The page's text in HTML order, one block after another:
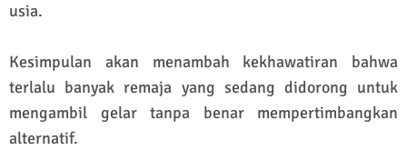
usia.
Kesimpulan akan menambah kekhawatiran bahwa
terlalu banyak remaja yang sedang didorong untuk
mengambil gelar tanpa benar mempertimbangkan
alternatif.